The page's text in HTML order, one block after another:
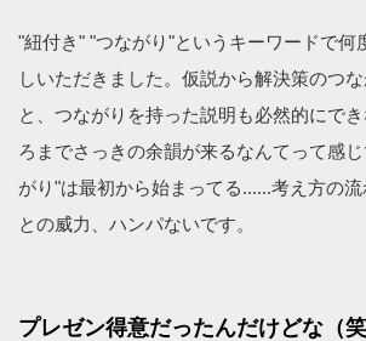
"紐付き" "つながり"というキーワードで何
しいただきました。仮説から解決策のつ
と、つながりを持った説明も必然的にで
ろまでさっきの余韻が来るなんてって感
がり"は最初から始まってる......考え方の
との威力、ハンパないです。
プレゼン得意だったんだけどな（笑